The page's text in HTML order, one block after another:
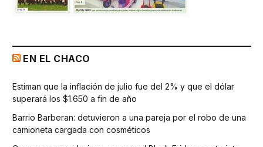
EN EL CHACO
Estiman que la inflación de julio fue del 2% y que el dólar
superará los $1.650 a fin de año
Barrio Barberan: detuvieron a una pareja por el robo de una
camioneta cargada con cosméticos